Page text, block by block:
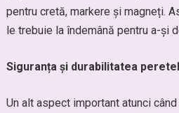
pentru cretă, markere și magneți.
le trebuie la îndemână pentru a-și
Siguranța și durabilitatea
Un alt aspect important atunci